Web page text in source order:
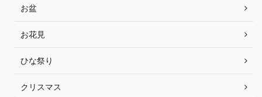
お盆
お花見
ひな祭り
クリスマス